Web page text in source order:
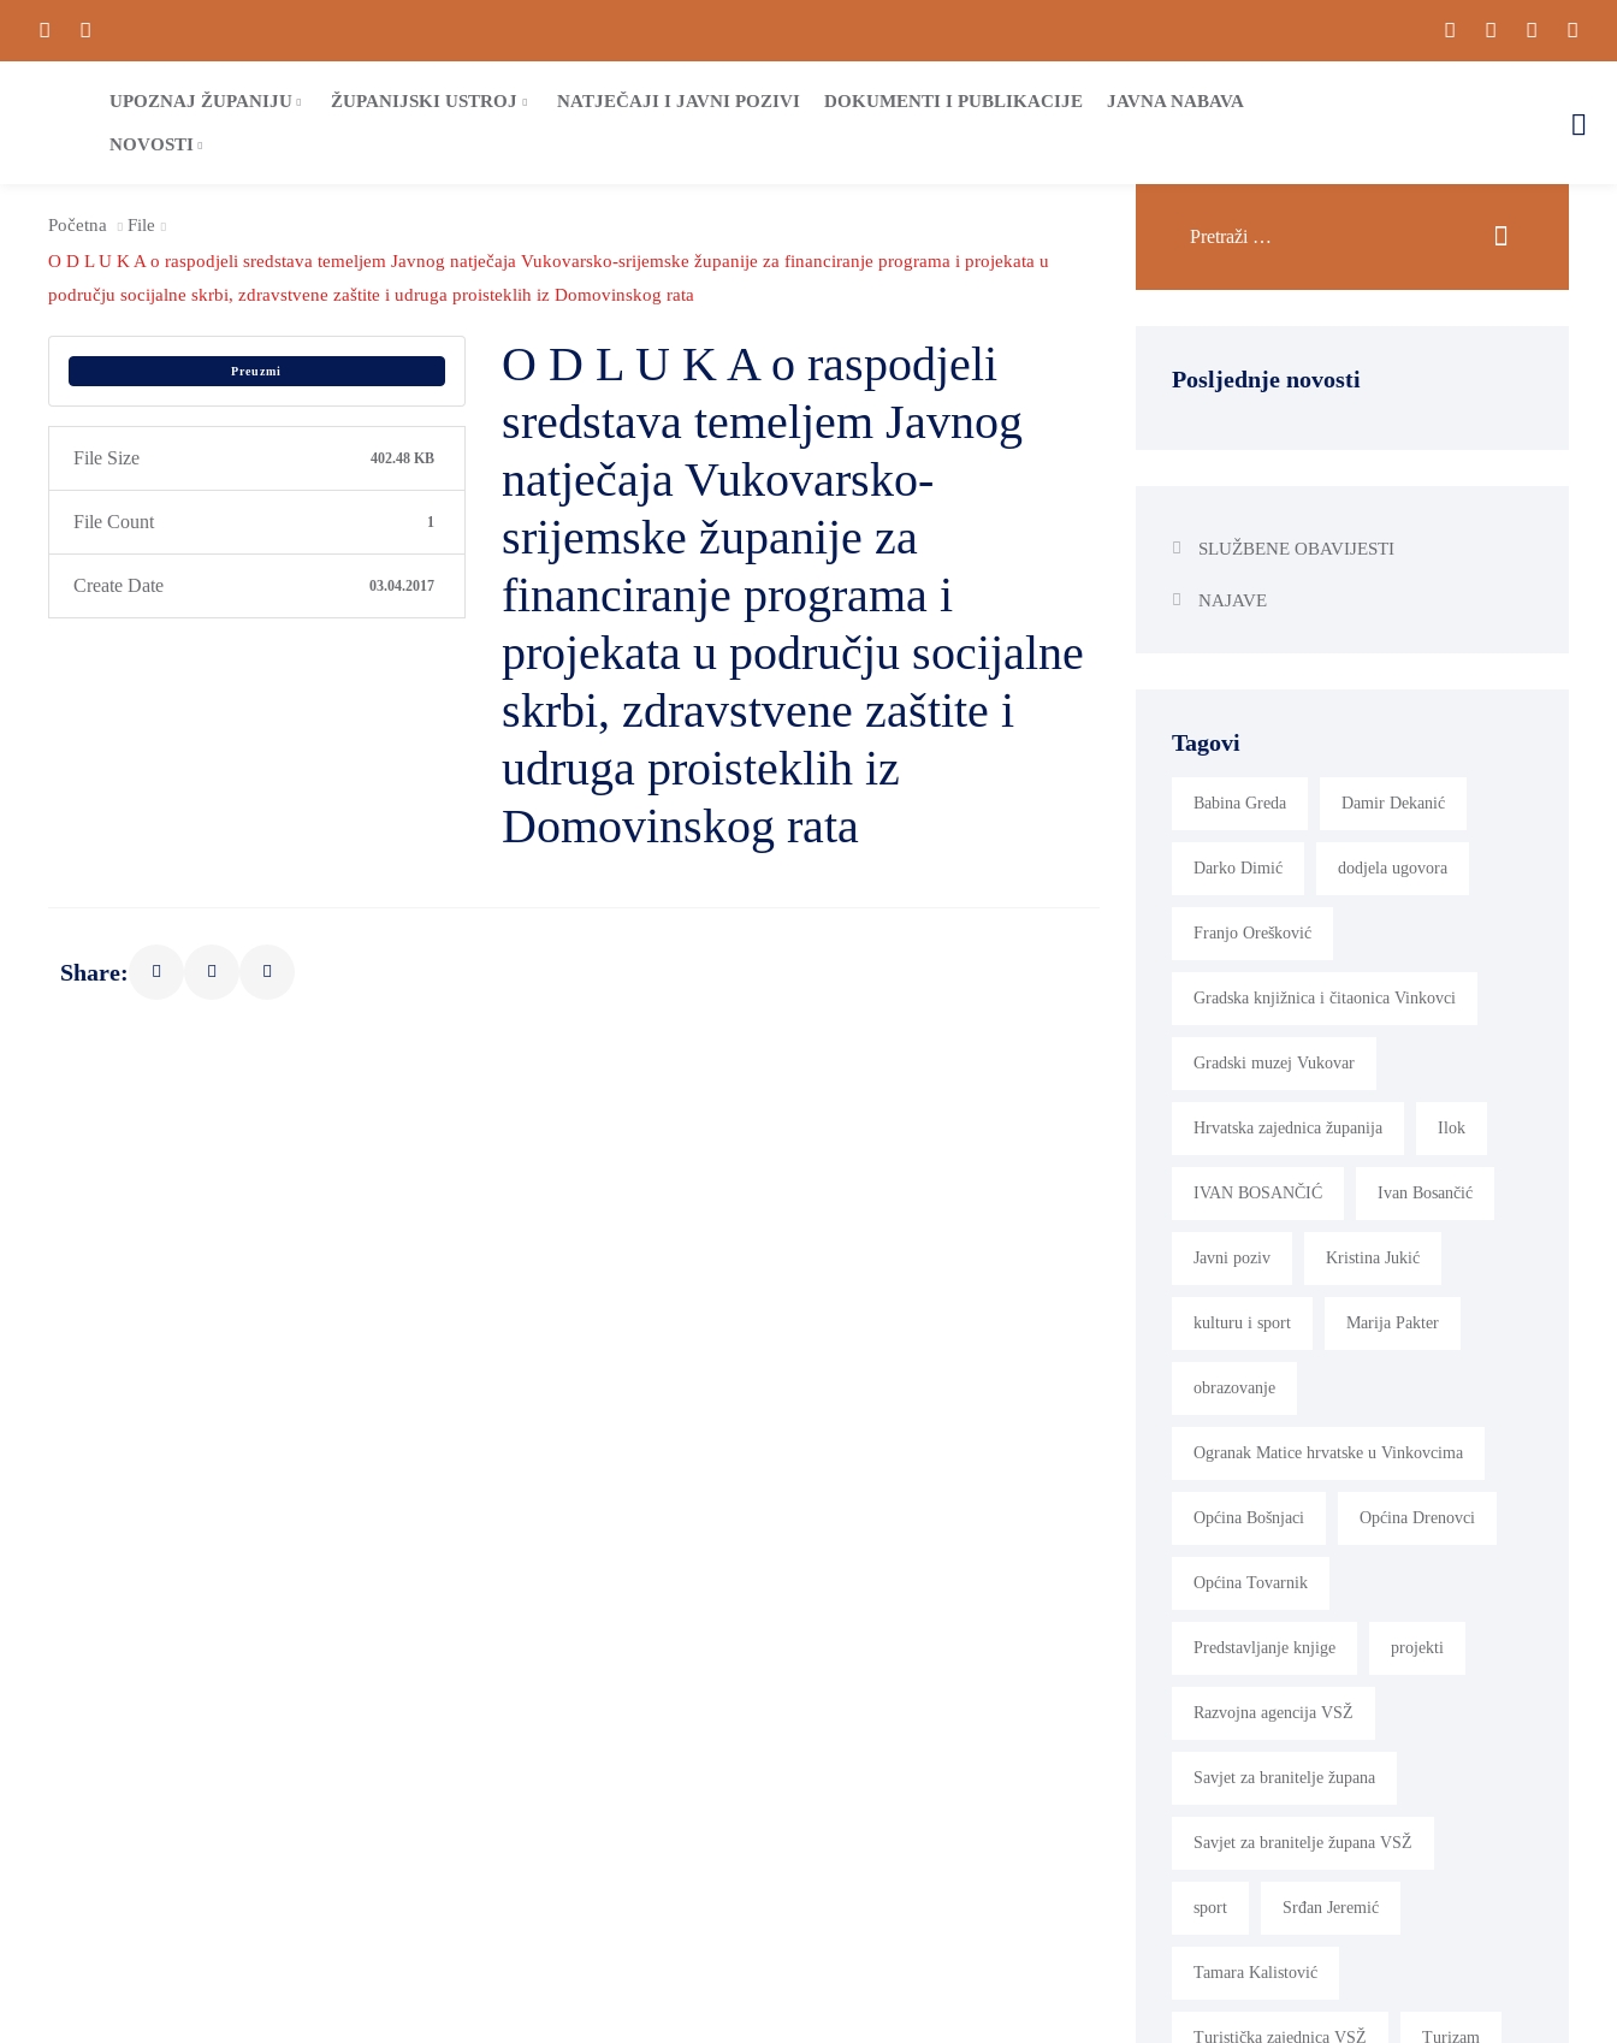
UPOZNAJ ŽUPANIJU ŽUPANIJSKI USTROJ NATJEČAJI I JAVNI POZIVI DOKUMENTI I PUBLIKACIJE JAVNA NABAVA
NOVOSTI
Početna
File
O D L U K A o raspodjeli sredstava temeljem Javnog natječaja Vukovarsko-srijemske županije za financiranje programa i projekata u
području socijalne skrbi, zdravstvene zaštite i udruga proisteklih iz Domovinskog rata
Preuzmi
File Size 402.48 KB
File Count 1
Create Date 03.04.2017
O D L U K A o raspodjeli
sredstava temeljem Javnog
natječaja Vukovarsko-
srijemske županije za
financiranje programa i
projekata u području socijalne
skrbi, zdravstvene zaštite i
udruga proisteklih iz
Domovinskog rata
Share:
Posljednje novosti
SLUŽBENE OBAVIJESTI
NAJAVE
Tagovi
Babina Greda Damir Dekanić
Darko Dimić dodjela ugovora
Franjo Orešković
Gradska knjižnica i čitaonica Vinkovci
Gradski muzej Vukovar
Hrvatska zajednica županija Ilok
IVAN BOSANČIĆ Ivan Bosančić
Javni poziv Kristina Jukić
kulturu i sport Marija Pakter
obrazovanje
Ogranak Matice hrvatske u Vinkovcima
Općina Bošnjaci Općina Drenovci
Općina Tovarnik
Predstavljanje knjige projekti
Razvojna agencija VSŽ
Savjet za branitelje župana
Savjet za branitelje župana VSŽ
sport Srđan Jeremić
Tamara Kalistović
Turistička zajednica VSŽ Turizam